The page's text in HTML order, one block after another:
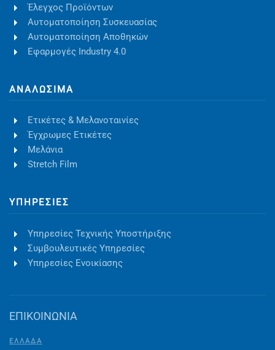
Έλεγχος Προϊόντων
Αυτοματοποίηση Συσκευασίας
Αυτοματοποίηση Αποθηκών
Εφαρμογές Industry 4.0
ΑΝΑΛΏΣΙΜΑ
Ετικέτες & Μελανοταινίες
Έγχρωμες Ετικέτες
Μελάνια
Stretch Film
ΥΠΗΡΕΣΊΕΣ
Υπηρεσίες Τεχνικής Υποστήριξης
Συμβουλευτικές Υπηρεσίες
Υπηρεσίες Ενοικίασης
ΕΠΙΚΟΙΝΩΝΙΑ
ΕΛΛΑΔΑ